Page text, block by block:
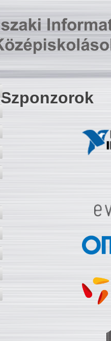
Szponzorok